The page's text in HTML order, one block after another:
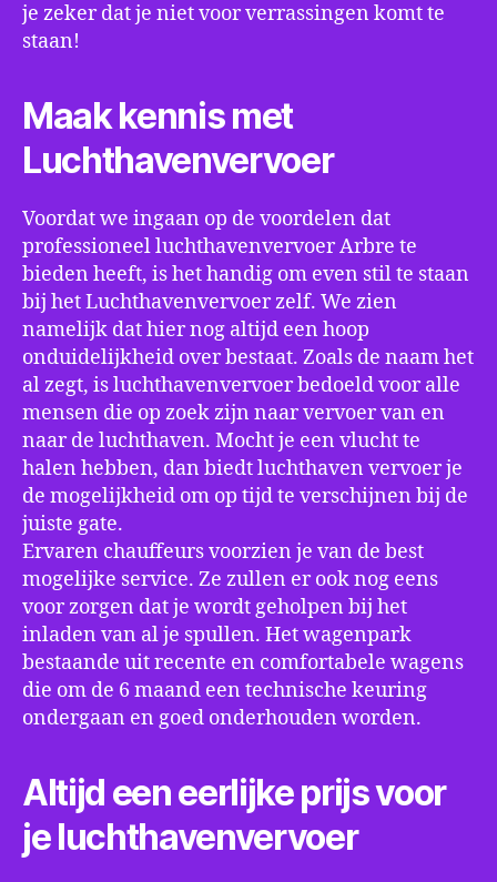
je zeker dat je niet voor verrassingen komt te
staan!
Maak kennis met
Luchthavenvervoer
Voordat we ingaan op de voordelen dat
professioneel luchthavenvervoer Arbre te
bieden heeft, is het handig om even stil te staan
bij het Luchthavenvervoer zelf. We zien
namelijk dat hier nog altijd een hoop
onduidelijkheid over bestaat. Zoals de naam het
al zegt, is luchthavenvervoer bedoeld voor alle
mensen die op zoek zijn naar vervoer van en
naar de luchthaven. Mocht je een vlucht te
halen hebben, dan biedt luchthaven vervoer je
de mogelijkheid om op tijd te verschijnen bij de
juiste gate.
Ervaren chauffeurs voorzien je van de best
mogelijke service. Ze zullen er ook nog eens
voor zorgen dat je wordt geholpen bij het
inladen van al je spullen. Het wagenpark
bestaande uit recente en comfortabele wagens
die om de 6 maand een technische keuring
ondergaan en goed onderhouden worden.
Altijd een eerlijke prijs voor
je luchthavenvervoer